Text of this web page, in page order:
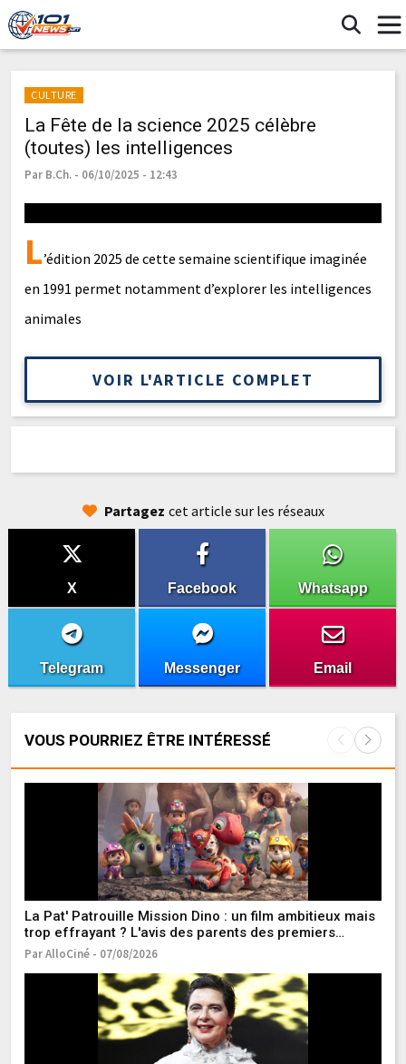
CULTURE
La Fête de la science 2025 célèbre
(toutes) les intelligences
Par B.Ch. - 06/10/2025 - 12:43
L’édition 2025 de cette semaine scientifique imaginée
en 1991 permet notamment d’explorer les intelligences
animales
VOIR L'ARTICLE COMPLET
Partagez cet article sur les réseaux
X Facebook Whatsapp
Telegram Messenger Email
VOUS POURRIEZ ÊTRE INTÉRESSÉ
La Pat' Patrouille Mission Dino : un film ambitieux mais
trop effrayant ? L'avis des parents des premiers
spectateurs !
Par AlloCiné - 07/08/2026